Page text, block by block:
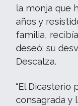
la monja que
años y
familia,
deseó: su
Descalza.
“El Dicasterio
consagrada y